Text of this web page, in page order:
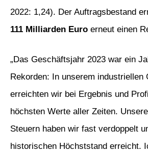
2022: 1,24). Der Auftragsbestand
111 Milliarden Euro erneut einen
„Das Geschäftsjahr 2023 war ein
Rekorden: In unserem industriellen
erreichten wir bei Ergebnis und
höchsten Werte aller Zeiten.
Steuern haben wir fast verdoppelt
historischen Höchststand erreicht.